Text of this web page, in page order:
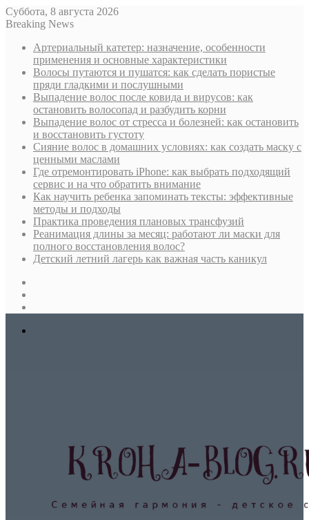
Суббота, 8 августа 2026
Breaking News
Артериальный катетер: назначение, особенности
применения и основные характеристики
Волосы путаются и пушатся: как сделать пористые
пряди гладкими и послушными
Выпадение волос после ковида и вирусов: как
остановить волосопад и разбудить корни
Выпадение волос от стресса и болезней: как остановить
и восстановить густоту
Сияние волос в домашних условиях: как создать маску с
ценными маслами
Где отремонтировать iPhone: как выбрать подходящий
сервис и на что обратить внимание
Как научить ребенка запоминать тексты: эффективные
методы и подходы
Практика проведения плановых трансфузий
Реанимация длины за месяц: работают ли маски для
полного восстановления волос?
Детский летний лагерь как важная часть каникул